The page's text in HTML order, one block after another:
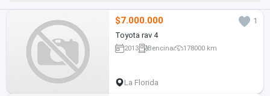
$7.000.000
1
Toyota rav 4
2013 Bencina 178000 km
La Florida